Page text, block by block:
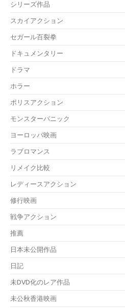
シリーズ作品
スカイアクション
セガール百裂拳
ドキュメンタリー
ドラマ
ホラー
ポリスアクション
モンスターパニック
ヨーロッパ映画
ラブロマンス
リメイク比較
レディースアクション
修行映画
戦争アクション
推薦
日本未公開作品
日記
未DVD化のレア作品
未公秋香港映画